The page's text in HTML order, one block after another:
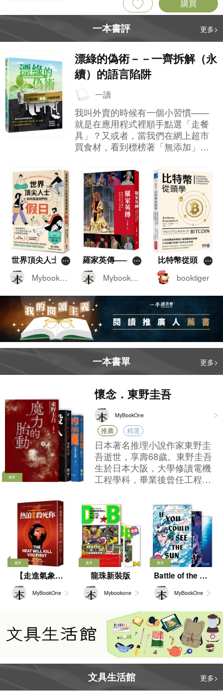
購買
一本書評 更多>
漂綠的偽術－－一齊拆解（永
續）的語言陷阱
一讀
我叫外賣的時候有一個小習慣——
就是在應用程式裡順手點選「走餐
具」？又或者，當我們在網上超市
買食材，看到標榜著「無添加」、
點，我們也會覺得自己為環境、為
健康作出了正確的選擇，然後心安
理得地按下結帳鍵。 這就是我們現
代人很常見的「道德消費」心理。
但你有沒有想過，這些讓我們感到
心安理得的標籤，其實可能只是一
場企業精心策劃的文字遊戲？ 這本
書的幾位作者——霍善衡博士、潘
悅琪博士和蘇文傑律師，不是來跟
你講環保大道理、灌心靈雞湯的。
他們是拿著法庭文件和監管機構的
調查報告，直接把那些華麗的公關
外衣給扒了下來。書裡提到了一個
核心詞彙，叫「漂綠」（Greenwas
hing）。什麼是漂綠呢？簡單來說，
就是有些企業用誇大、甚至誤導性
的宣傳，營造出一個自己非常重視E
SG（環境、社會和管治）的假象。
比如某間公司可能大肆宣傳自己種
了幾棵樹，高喊著「碳中和」，卻
絕口不提自家工廠背後到底排放了
多少溫室氣體；又或者你買的那瓶
所謂「100%天然」飲料，仔細一看
成分表，全是糖漿和化學添加劑。
對於經常留意市場動態和投資環境
的人來說，這本書看得人是直冒冷
汗。在香港這樣一個國際金融中
心，如果ESG變成了一種純粹的包
買的一杯飲料、一塊肉，而是會直
接動搖整個市場的投資信心，甚至
不小心就觸碰了法律的紅線。書裡
非常詳盡地拆解了六個已經完成法
庭審理的全球真實案例，手把手教
我們怎麼去看穿這些「永續」的語
言陷阱。 真正的綠色，需要的是實
實在在的行動。下次當你再看到那
些天花亂墜的環保口號，或者準備
為某個「綠色標籤」買單時，不妨
停下來，多問自己一句：他們口中
說的綠色，真的是我們心裡想的那
個綠色嗎？
世界頂尖人士如
何度過他們的
「假日」——被
媒體譽為一年之
初的必讀之書，
引發壓倒性話題
Mybookon
羅家英傳——由
舞台上的關公到
鎂光燈下的唐僧
Mybookon
比特幣從頭學
——比特幣投資
家帶你看懂華爾
街怎麼解讀比特
幣及未來的投資
布局
booktiger
一本書單 更多>
書單
懷念．東野圭吾
MyBookOne
推薦 精選
日本著名推理小說作家東野圭
吾逝世，享壽68歲。東野圭吾
生於日本大阪，大學修讀電機
工程學科，畢業後曾任工程
小說，於工餘時間堅持小說創
作，至1985年憑《放學後》榮
獲第31屆「江戶川亂步賞」，
便全職投入寫作。早期作品以
校園青春推理為主，因謎團縝
密精巧，故有「寫實派本格」
美名，後期寫作風格突破典型
本格，並深入探討心理與社會
議題，具備多元風格及文學價
的人氣作家之一。其代表作包
括：《解憂雜貨店》、《嫌疑
犯X的獻身》、《白夜行》、
《偵探伽利略》系列等，當中
更有大量作品改編成電影及電
視劇。
書單
【走進氣象世
界，解構變幻莫
測的天氣】
MyBookOne
書單
龍珠新裝版
Mybookone
書單
Battle of the Bo
oks 2026 to 202
7
MyBookOne
文具生活館 更多>